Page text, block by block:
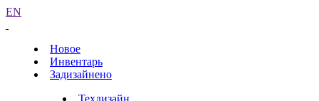
EN
Новое
Инвентарь
Задизайнено
Техдизайн